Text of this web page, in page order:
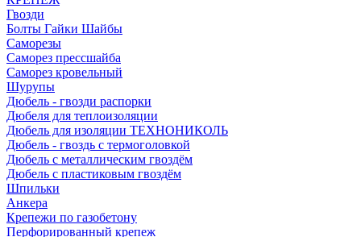
Гвозди
Болты Гайки Шайбы
Саморезы
Саморез прессшайба
Саморез кровельный
Шурупы
Дюбель - гвозди распорки
Дюбеля для теплоизоляции
Дюбель для изоляции ТЕХНОНИКОЛЬ
Дюбель - гвоздь с термоголовкой
Дюбель с металлическим гвоздём
Дюбель с пластиковым гвоздём
Шпильки
Анкера
Крепежи по газобетону
Перфорированный крепеж